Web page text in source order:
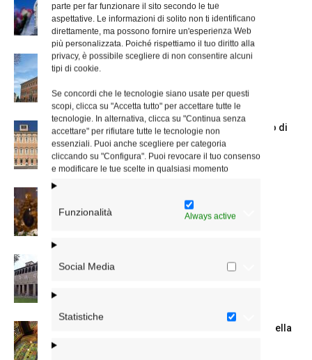
parte per far funzionare il sito secondo le tue
aspettative. Le informazioni di solito non ti identificano
direttamente, ma possono fornire un'esperienza Web
più personalizzata. Poiché rispettiamo il tuo diritto alla
privacy, è possibile scegliere di non consentire alcuni
tipi di cookie.
Se concordi che le tecnologie siano usate per questi
scopi, clicca su "Accetta tutto" per accettare tutte le
tecnologie. In alternativa, clicca su "Continua senza
accettare" per rifiutare tutte le tecnologie non
essenziali. Puoi anche scegliere per categoria
cliccando su "Configura". Puoi revocare il tuo consenso
e modificare le tue scelte in qualsiasi momento
Funzionalità Always active
Social Media
Statistiche
diocesano a Lourdes
Nuove nomine nella diocesi di Roma
Chiusura estiva degli Uffici del Vicariato di
Roma
Maggiore
La Giornata mondiale dei nonni e degli
anziani: l’omelia del cardinale...
Azzardo: a Termini il centro d’ascolto della